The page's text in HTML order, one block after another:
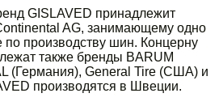
GISLAVED принадлежит
AG, занимающему одно
производству шин. Концерну
также бренды BARUM
(Германия), General Tire (США) и
производятся в Швеции.